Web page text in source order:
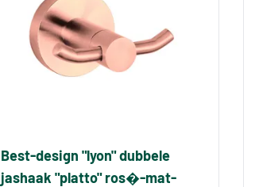
Best-design "lyon" dubbele
jashaak "platto" ros�-mat-